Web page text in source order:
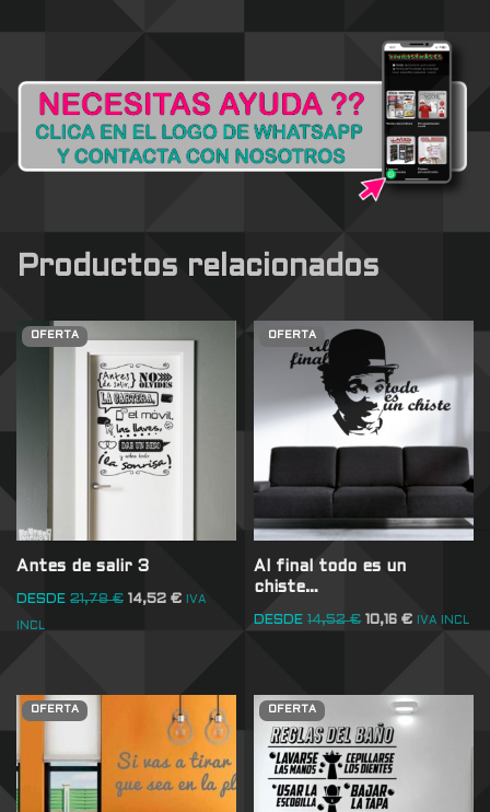
Productos relacionados
OFERTA
Antes de salir 3
DESDE 21,78€ 14,52 € IVA
INCL
OFERTA
Al final todo es un
chiste…
DESDE 14,52€ 10,16€ IVA INCL
OFERTA OFERTA